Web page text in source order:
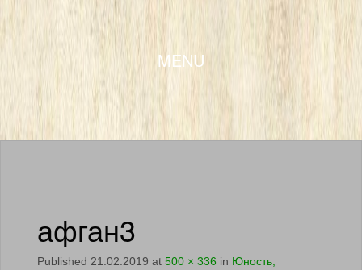
MENU
SKIP TO CONTENT
афган3
Published 21.02.2019 at 500 × 336 in Юность,